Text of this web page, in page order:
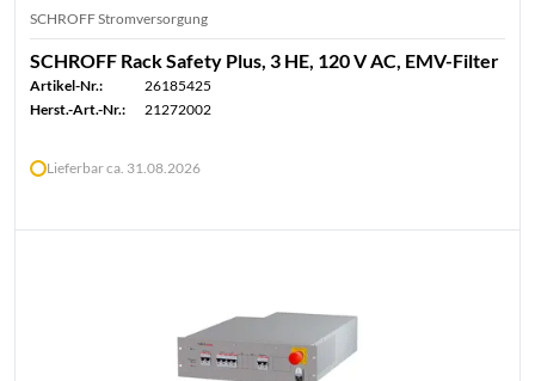
SCHROFF Stromversorgung
SCHROFF Rack Safety Plus, 3 HE, 120 V AC, EMV-Filter
Artikel-Nr.:
26185425
Herst.-Art.-Nr.:
21272002
Lieferbar ca. 31.08.2026